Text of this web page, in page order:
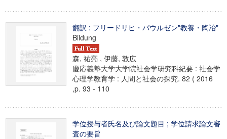
翻訳 : フリードリヒ・パウルゼン"教養・陶冶"
Bildung
森, 祐亮 , 伊藤, 敦広
慶応義塾大学大学院社会学研究科紀要 : 社会学
心理学教育学 : 人間と社会の探究. 82 ( 2016
,p. 93 - 110
学位授与者氏名及び論文題目 ; 学位請求論文審
査の要旨